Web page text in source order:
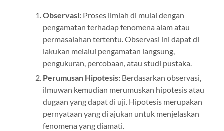
Observasi:Proses ilmiah di mulai dengan
pengamatan terhadap fenomena alam atau
permasalahan tertentu. Observasi ini dapat di
lakukan melalui pengamatan langsung,
pengukuran, percobaan, atau studi pustaka.
Perumusan Hipotesis:Berdasarkan observasi,
ilmuwan kemudian merumuskan hipotesis atau
dugaan yang dapat di uji. Hipotesis merupakan
pernyataan yang di ajukan untuk menjelaskan
fenomena yang diamati.